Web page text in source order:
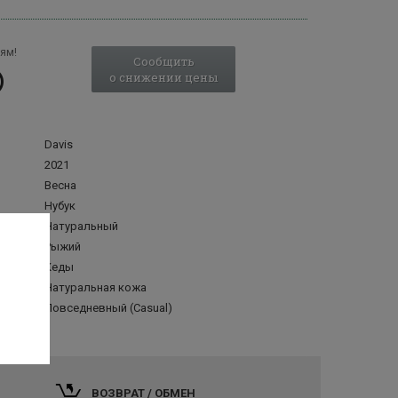
Сообщить
о снижении цены
Davis
2021
Весна
Нубук
Натуральный
Рыжий
Кеды
Натуральная кожа
Повседневный (Casual)
ВОЗВРАТ / ОБМЕН